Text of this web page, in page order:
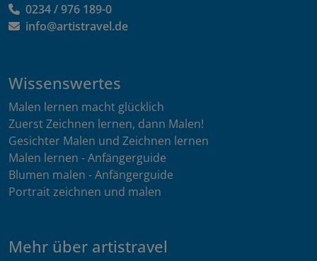
0234 / 976 189-0
info@artistravel.de
Wissenswertes
Malen lernen macht glücklich
Zuerst Zeichnen lernen, dann Malen!
Gesichter Malen und Zeichnen lernen
Malen lernen - Anfängerguide
Blumen malen - Anfängerguide
Portrait zeichnen und malen
Mehr über artistravel